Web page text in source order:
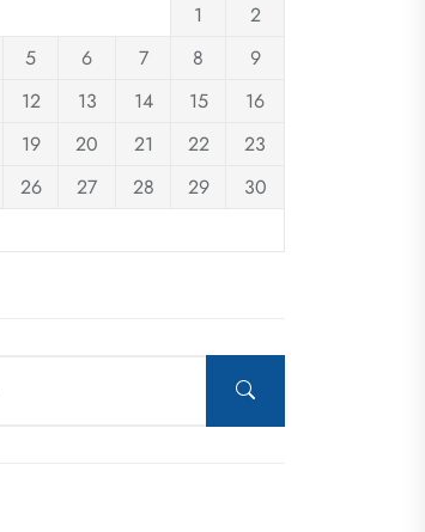
1
2
5 6 7 8
9
12 13 14 15
16
19 20 21 22
23
26 27 28 29
30